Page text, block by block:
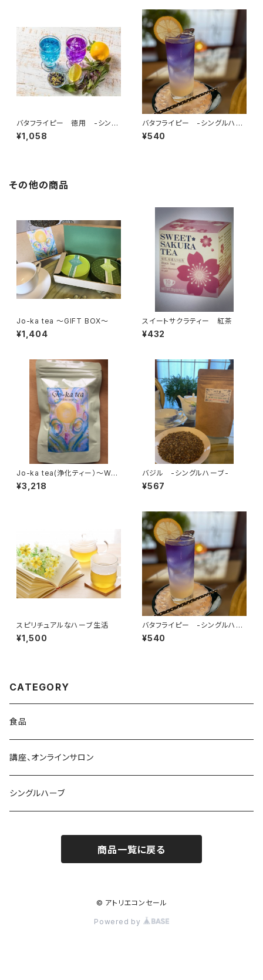
バタフライピー 徳用 -シング
ルハーブ-
¥1,058
バタフライピー -シングルハー
ブ-
¥540
その他の商品
Jo-ka tea ～GIFT BOX～
¥1,404
スイートサクラティー 紅茶
¥432
Jo-ka tea(浄化ティー）～Whit
e sage～
¥3,218
バジル -シングルハーブ-
¥567
スピリチュアルなハーブ生活
¥1,500
バタフライピー -シングルハー
ブ-
¥540
CATEGORY
食品
講座、オンラインサロン
シングルハーブ
商品一覧に戻る
© アトリエコンセール
Powered by